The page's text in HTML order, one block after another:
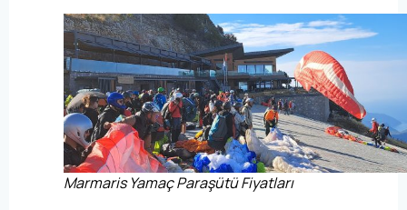
Marmaris Yamaç Paraşütü Fiyatları